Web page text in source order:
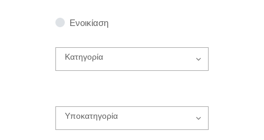
Ενοικίαση
Κατηγορία
Υποκατηγορία